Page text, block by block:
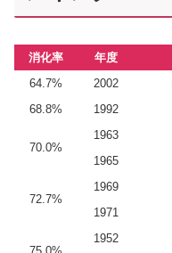
消化率 年度
64.7%
2002
68.8%
1992
70.0%
1963
1965
72.7%
1969
1971
1952